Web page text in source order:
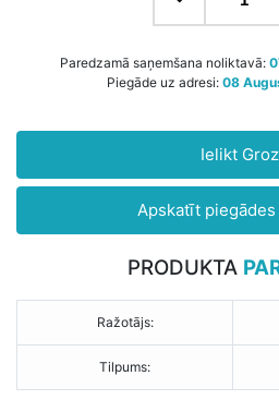
Paredzamā saņemšana noliktavā:
Piegāde uz adresi: 08
Ielikt
Apskatīt piegādes
PRODUKTA
Ražotājs:
Tilpums: